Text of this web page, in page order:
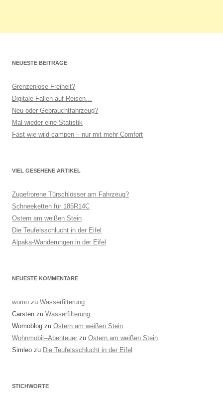
NEUESTE BEITRÄGE
Grenzenlose Freiheit?
Digitale Fallen auf Reisen…
Neu oder Gebrauchtfahrzeug?
Mal wieder eine Statistik
Fast wie wild campen – nur mit mehr Comfort
VIEL GESEHENE ARTIKEL
Zugefrorene Türschlösser am Fahrzeug?
Schneeketten für 185R14C
Ostern am weißen Stein
Die Teufelsschlucht in der Eifel
Alpaka-Wanderungen in der Eifel
NEUESTE KOMMENTARE
womo zu Wasserfilterung
Carsten zu Wasserfilterung
Womoblog zu Ostern am weißen Stein
Wohnmobil--Abenteuer zu Ostern am weißen Stein
Simleo zu Die Teufelsschlucht in der Eifel
STICHWORTE